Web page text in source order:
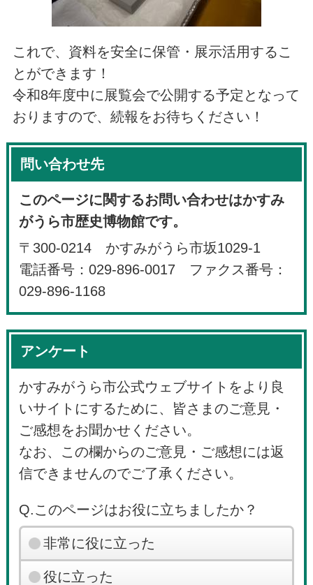
これで、資料を安全に保管・展示活用するこ
とができます！
令和8年度中に展覧会で公開する予定となって
おりますので、続報をお待ちください！
問い合わせ先
このページに関するお問い合わせはかすみ
がうら市歴史博物館です。
〒300-0214 かすみがうら市坂1029-1
電話番号：029-896-0017 ファクス番号：
029-896-1168
アンケート
かすみがうら市公式ウェブサイトをより良
いサイトにするために、皆さまのご意見・
ご感想をお聞かせください。
なお、この欄からのご意見・ご感想には返
信できませんのでご了承ください。
Q.このページはお役に立ちましたか？
非常に役に立った
役に立った